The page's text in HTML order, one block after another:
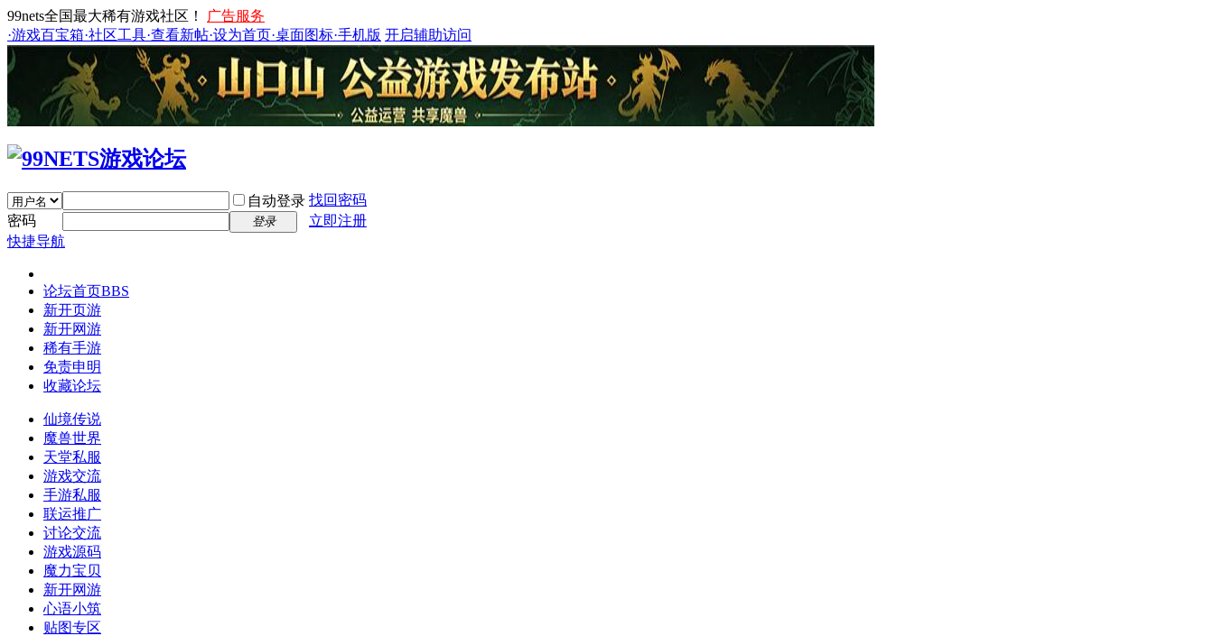
99nets全国最大稀有游戏社区！
广告服务
·游戏百宝箱·社区工具·查看新帖·设为首页·桌面图标·手机版 开启辅助访问
自动登录 找回密码
密码
登录
立即注册
快捷导航
论坛首页BBS
新开页游
新开网游
稀有手游
免责申明
收藏论坛
仙境传说
魔兽世界
天堂私服
游戏交流
手游私服
联运推广
讨论交流
游戏源码
魔力宝贝
新开网游
心语小筑
贴图专区